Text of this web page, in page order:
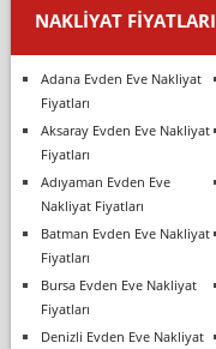
NAKLIYAT FIYATLARI
Adana Evden Eve Nakliyat
Fiyatları
Aksaray Evden Eve Nakliyat
Fiyatları
Adıyaman Evden Eve
Nakliyat Fiyatları
Batman Evden Eve Nakliyat
Fiyatları
Bursa Evden Eve Nakliyat
Fiyatları
Denizli Evden Eve Nakliyat